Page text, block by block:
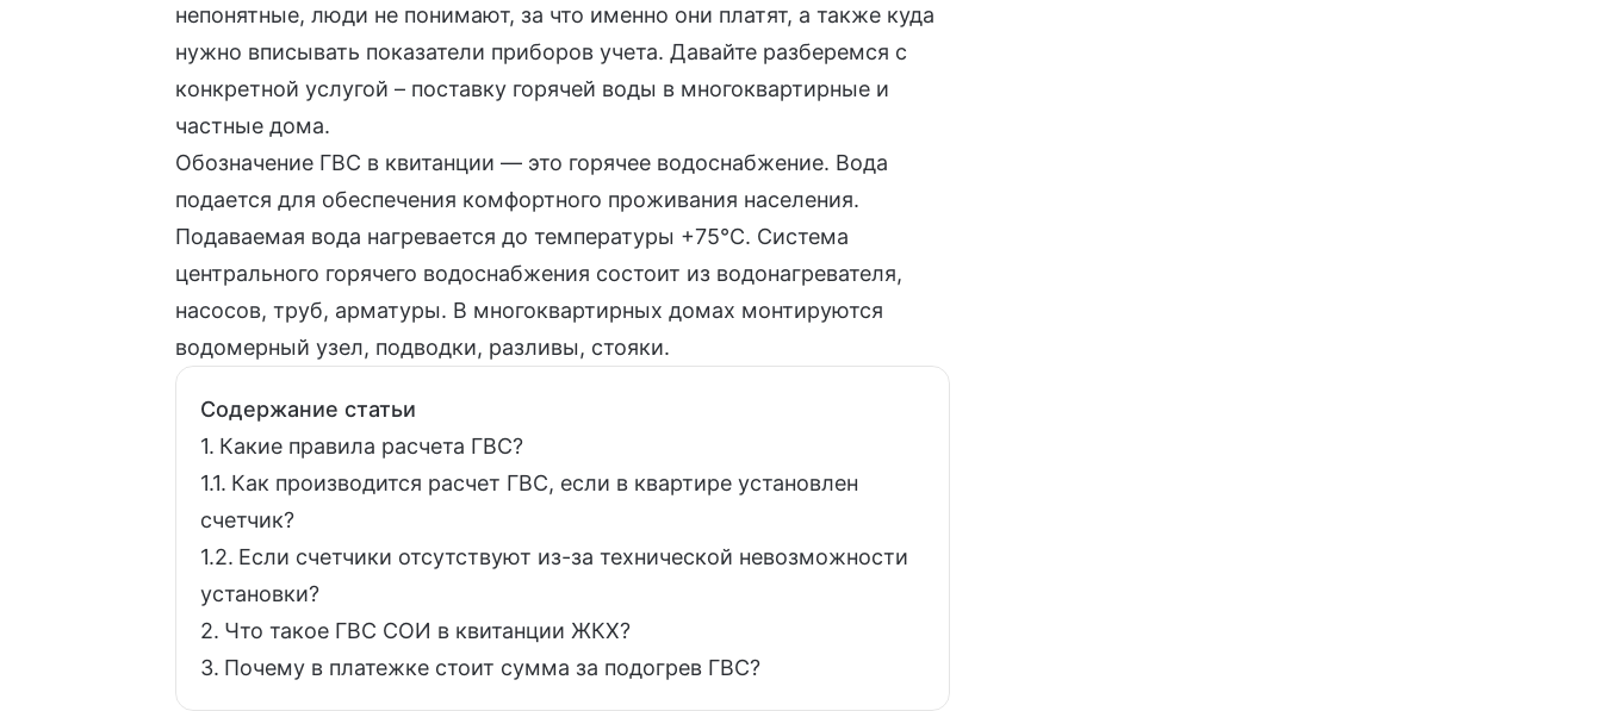
непонятные, люди не понимают, за что именно они платят, а также куда
нужно вписывать показатели приборов учета. Давайте разберемся с
конкретной услугой – поставку горячей воды в многоквартирные и
частные дома.
Обозначение ГВС в квитанции — это горячее водоснабжение. Вода
подается для обеспечения комфортного проживания населения.
Подаваемая вода нагревается до температуры +75°C. Система
центрального горячего водоснабжения состоит из водонагревателя,
насосов, труб, арматуры. В многоквартирных домах монтируются
водомерный узел, подводки, разливы, стояки.
Содержание статьи
Какие правила расчета ГВС?
Как производится расчет ГВС, если в квартире установлен
счетчик?
Если счетчики отсутствуют из-за технической невозможности
установки?
Что такое ГВС СОИ в квитанции ЖКХ?
Почему в платежке стоит сумма за подогрев ГВС?